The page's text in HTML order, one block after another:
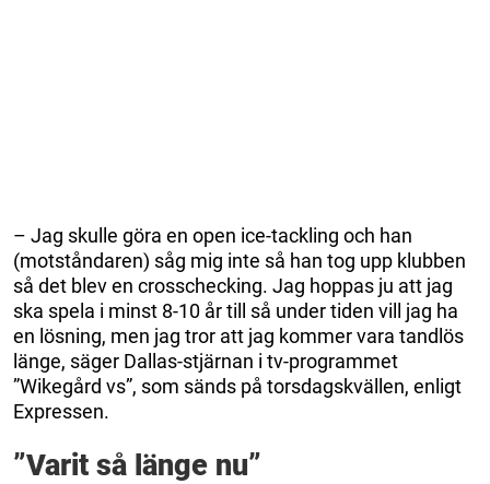
– Jag skulle göra en open ice-tackling och han
(motståndaren) såg mig inte så han tog upp klubben
så det blev en crosschecking. Jag hoppas ju att jag
ska spela i minst 8-10 år till så under tiden vill jag ha
en lösning, men jag tror att jag kommer vara tandlös
länge, säger Dallas-stjärnan i tv-programmet
”Wikegård vs”, som sänds på torsdagskvällen, enligt
Expressen.
”Varit så länge nu”